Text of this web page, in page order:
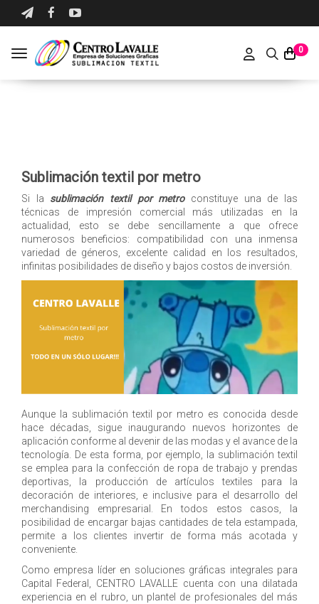
0
Toggle navigation
Sublimación textil por metro
Si la sublimación textil por metroconstituye una de las
técnicas de impresión comercial más utilizadas en la
actualidad, esto se debe sencillamente a que ofrece
numerosos beneficios: compatibilidad con una inmensa
variedad de géneros, excelente calidad en los resultados,
infinitas posibilidades de diseño y bajos costos de inversión.
Aunque la sublimación textil por metro es conocida desde
hace décadas, sigue inaugurando nuevos horizontes de
aplicación conforme al devenir de las modas y el avance de la
tecnología. De esta forma, por ejemplo, la sublimación textil
se emplea para la confección de ropa de trabajo y prendas
deportivas, la producción de artículos textiles para la
decoración de interiores, e inclusive para el desarrollo del
merchandising empresarial. En todos estos casos, la
posibilidad de encargar bajas cantidades de tela estampada,
permite a los clientes invertir de forma más acotada y
conveniente.
Como empresa líder en soluciones gráficas integrales para
Capital Federal, CENTRO LAVALLE cuenta con una dilatada
experiencia en el rubro, un plantel de profesionales del más